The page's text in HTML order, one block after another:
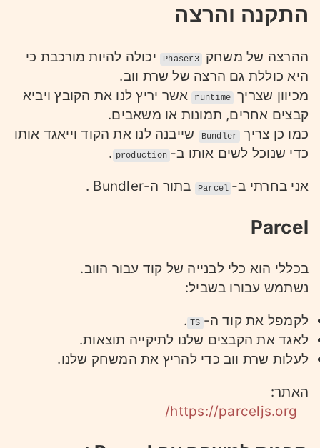
התקנה והרצה
ההרצה של משחק Phaser3 יכולה להיות מורכבת כי
היא כוללת גם הרצה של שרת ווב.
מכיוון שצריך
runtime אשר יריץ לנו את הקובץ ויביא
קבצים אחרים, תמונות או משאבים.
כמו כן צריך
Bundler
שייבנה לנו את הקוד וייאגד אותו
כדי שנוכל לשים אותו ב- production
.
אני בחרתי ב- Parcel בתור ה-Bundler .
Parcel
בכללי הוא כלי לבנייה של קוד עבור הווב.
נשתמש עבורו בשביל:
לקמפל את קוד ה- TS
.
לאגד את הקבצים שלנו לתיקייה תוצאות.
לעלות שרת ווב כדי להריץ את המשחק שלנו.
האתר:
https://parceljs.org/